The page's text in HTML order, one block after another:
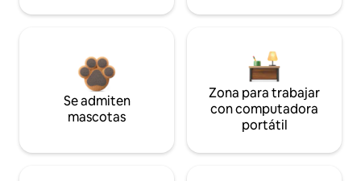
Se admiten
mascotas
Zona para trabajar
con computadora
portátil